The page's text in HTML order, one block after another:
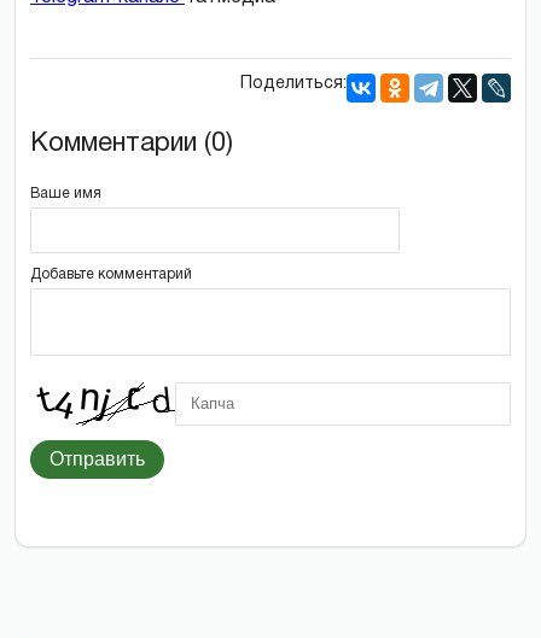
Поделиться:
Комментарии (0)
Ваше имя
Добавьте комментарий
Отправить